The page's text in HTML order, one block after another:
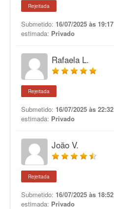
Rejeitada
Submetido: 16/07/2025 às 19:17
estimada: Privado
Rafaela L.
Rejeitada
Submetido: 16/07/2025 às 22:32
estimada: Privado
João V.
Rejeitada
Submetido: 16/07/2025 às 18:52
estimada: Privado